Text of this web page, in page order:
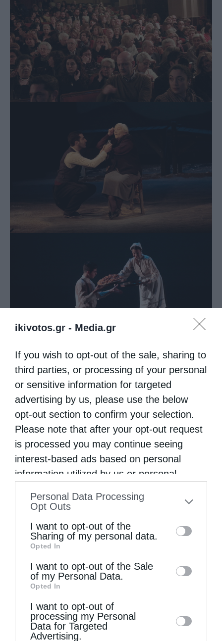
ikivotos.gr - Media.gr
If you wish to opt-out of the sale, sharing to
third parties, or processing of your personal
or sensitive information for targeted
advertising by us, please use the below
opt-out section to confirm your selection.
Please note that after your opt-out request
is processed you may continue seeing
interest-based ads based on personal
information utilized by us or personal
to your opt-out. You may separately opt-out
information by third parties on the IAB’s list
of downstream participants. This
information may also be disclosed by us to
third parties on theIAB’s List of
Downstream Participants
disclose it to other third parties.
Personal Data Processing
Opt Outs
I want to opt-out of the
Sharing of my personal data.
Opted In
I want to opt-out of the Sale
of my Personal Data.
Opted In
I want to opt-out of
processing my Personal
Data for Targeted
Advertising.